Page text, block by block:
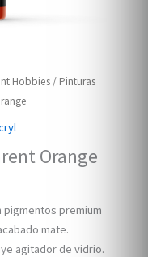
Hobbies / Pinturas
Orange
pigmentos premium
mate.
agitador de vidrio.